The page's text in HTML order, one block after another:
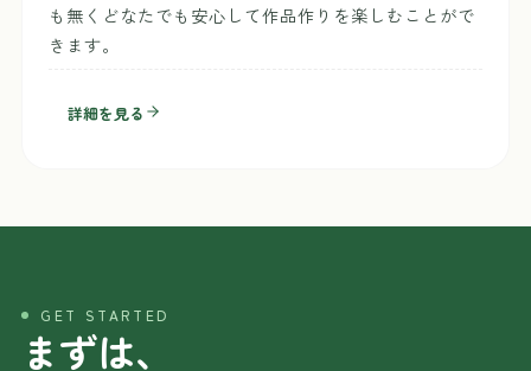
も無くどなたでも安心して作品作りを楽しむことがで
きます。
詳細を見る
GET STARTED
まずは、